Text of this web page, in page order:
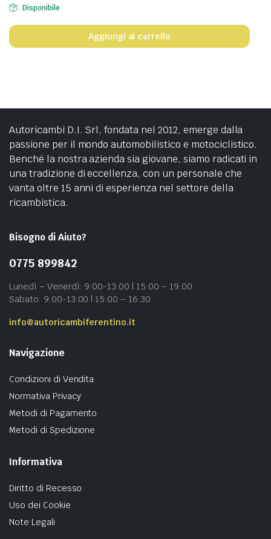
Disponibile
Aggiungi al carrello
Autoricambi D.I. Srl, fondata nel 2012, emerge dalla
passione per il mondo automobilistico e motociclistico.
Benché la nostra azienda sia giovane, siamo radicati in
una tradizione di eccellenza, con un personale che
vanta oltre 15 anni di esperienza nel settore della
ricambistica.
Bisogno di Aiuto?
0775 899842
Lunedì – Venerdì: 9:00-13:00 | 15:00 – 19:00
Sabato: 9:00-13:00 | 15:00 – 16:30
info@autoricambiferentino.it
Navigazione
Condizioni di Vendita
Normativa Privacy
Metodi di Pagamento
Metodi di Spedizione
Informativa
Diritto di Recesso
Uso dei Cookie
Note Legali